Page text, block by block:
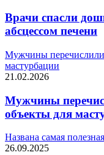
Врачи спасли
абсцессом печени
Мужчины перечислили
мастурбации
21.02.2026
Мужчины
объекты для
Названа самая
26.09.2025